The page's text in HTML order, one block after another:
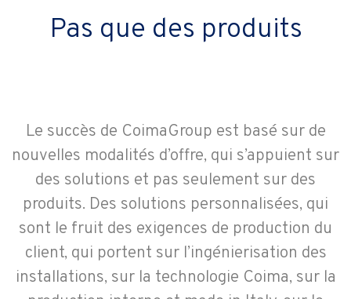
Pas que des produits
Le succès de CoimaGroup est basé sur de
nouvelles modalités d’offre, qui s’appuient sur
des solutions et pas seulement sur des
produits. Des solutions personnalisées, qui
sont le fruit des exigences de production du
client, qui portent sur l’ingénierisation des
installations, sur la technologie Coima, sur la